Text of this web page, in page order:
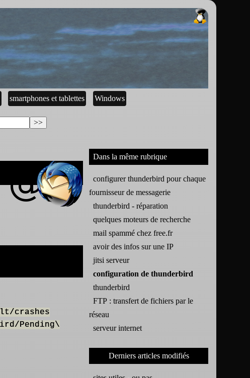
smartphones et tablettes Windows
crashes
Pending\
Dans la même rubrique
configurer thunderbird pour chaque
fournisseur de messagerie
thunderbird - réparation
quelques moteurs de recherche
mail spammé chez free.fr
avoir des infos sur une IP
jitsi serveur
configuration de thunderbird
thunderbird
FTP : transfert de fichiers par le
réseau
serveur internet
Derniers articles modifiés